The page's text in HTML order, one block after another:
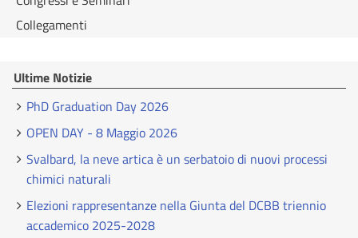
Collegamenti
Ultime Notizie
PhD Graduation Day 2026
OPEN DAY - 8 Maggio 2026
Svalbard, la neve artica è un serbatoio di nuovi processi
chimici naturali
Elezioni rappresentanze nella Giunta del DCBB triennio
accademico 2025-2028